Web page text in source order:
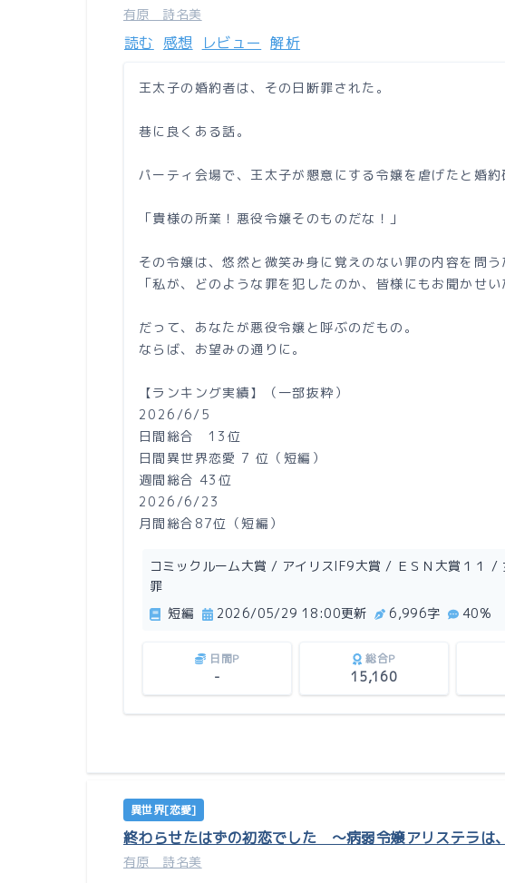
有原 詩名美
読む 感想 レビュー 解析
王太子の婚約者は、その日断罪された。
巷に良くある話。
パーティ会場で、王太子が懇意にする令嬢を虐げたと婚約
「貴様の所業！悪役令嬢そのものだな！」
その令嬢は、悠然と微笑み身に覚えのない罪の内容を問う
「私が、どのような罪を犯したのか、皆様にもお聞かせい
だって、あなたが悪役令嬢と呼ぶのだもの。
ならば、お望みの通りに。
【ランキング実績】（一部抜粋）
2026/6/5
日間総合 13位
日間異世界恋愛 7 位（短編）
週間総合 43位
2026/6/23
月間総合87位（短編）
コミックルーム大賞 / アイリスIF9大賞 / ＥＳＮ大賞１
罪
短編
2026/05/29 18:00更新 6,996字 40%
日間P
-
総合P
15,160
異世界[恋愛]
終わらせたはずの初恋でした 〜病弱令嬢アリステラは
有原 詩名美